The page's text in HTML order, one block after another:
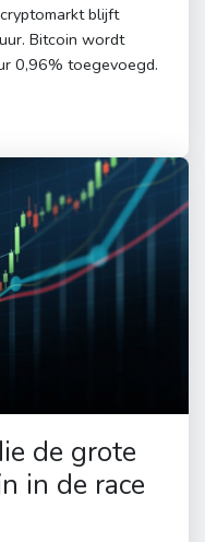
blijft
Bitcoin wordt
0,96% toegevoegd.
de grote
in de race